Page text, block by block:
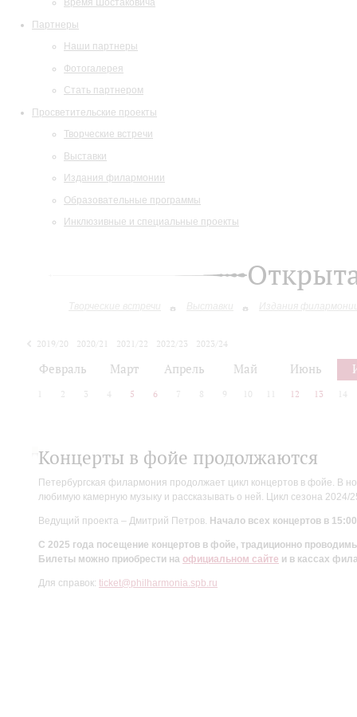
Время Шостаковича
Партнеры
Наши партнеры
Фотогалерея
Стать партнером
Просветительские проекты
Творческие встречи
Выставки
Издания филармонии
Образовательные программы
Инклюзивные и специальные проекты
Творческие встречи Выставки Издания
2019/20 2020/21 2021/22 2022/23
2023/24
Февраль Март Апрель Май Июнь
2 3 4 5 6 7 8 9 10 12 13 14
Концерты в фойе продолжаются
Петербургская филармония продолжает цикл концертов в фойе. В
любимую камерную музыку и рассказывать о ней. Цикл сезона
Ведущий проекта – Дмитрий Петров. Начало всех концертов в
С 2025 года посещение концертов в фойе, традиционно
Билеты можно приобрести на официальном сайте и в кассах
Для справок: ticket@philharmonia.spb.ru